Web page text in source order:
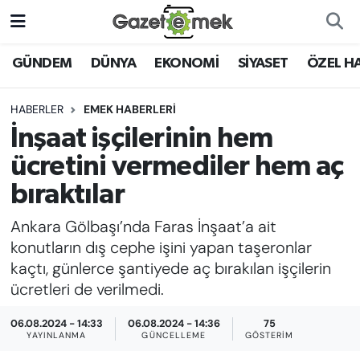
GÜNDEM DÜNYA EKONOMİ SİYASET ÖZEL
HABERLER EMEK HABERLERİ
İnşaat işçilerinin hem
ücretini vermediler hem aç
bıraktılar
Ankara Gölbaşı’nda Faras İnşaat’a ait
konutların dış cephe işini yapan taşeronlar
kaçtı, günlerce şantiyede aç bırakılan işçilerin
ücretleri de verilmedi.
06.08.2024 - 14:33
YAYINLANMA
06.08.2024 - 14:36
GÜNCELLEME
75
GÖSTERIM
DÜNYA
EKONOMİ
EMEK HABERLERİ
YENİ MEDYADA EMEK
GAZETECİLİĞİNİ GELİŞTİRMEK
FAYDALI BİLGİLER
GÜNDEM
EĞİTİM
Nöbetçi Eczaneler
Hava Durumu
İstanbul Namaz Vakitleri
Trafik Durumu
Süper Lig Puan Durumu ve Fikstür
Tüm Manşetler